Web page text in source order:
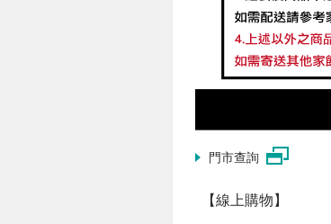
門市查詢
【線上購物】